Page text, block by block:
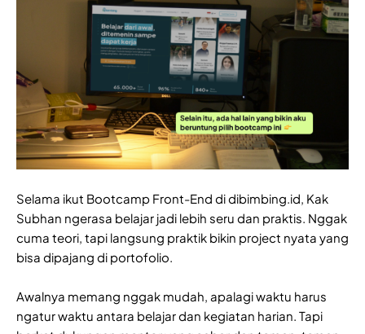
Selama ikut Bootcamp Front-End di dibimbing.id, Kak
Subhan ngerasa belajar jadi lebih seru dan praktis. Nggak
cuma teori, tapi langsung praktik bikin project nyata yang
bisa dipajang di portofolio.
Awalnya memang nggak mudah, apalagi waktu harus
ngatur waktu antara belajar dan kegiatan harian. Tapi